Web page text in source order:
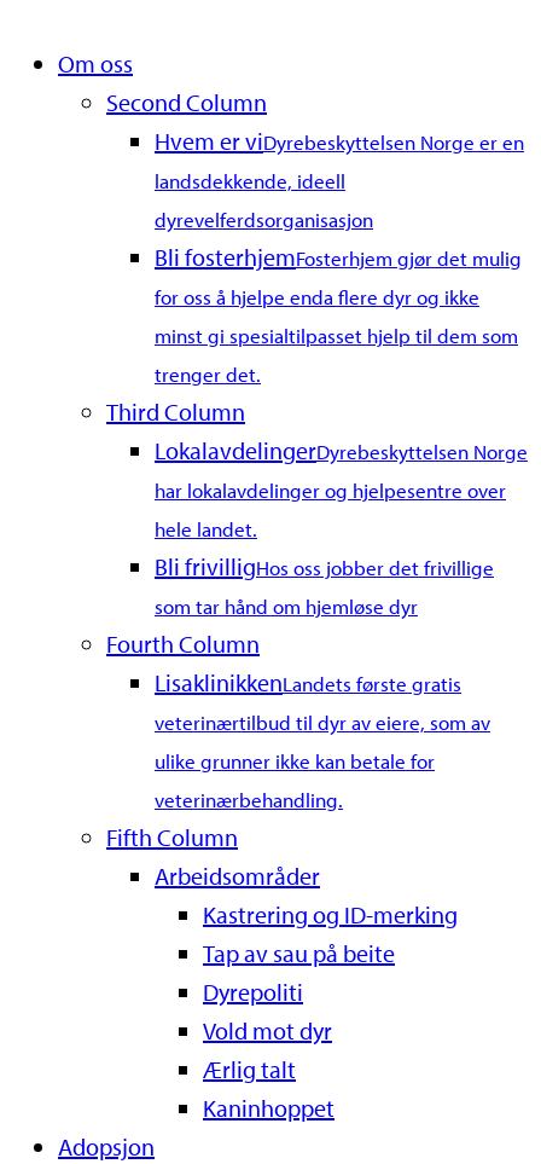
MenuOm oss
Second Column
Hvem er viDyrebeskyttelsen Norge er en
landsdekkende, ideell
dyrevelferdsorganisasjon
Bli fosterhjemFosterhjem gjør det mulig
for oss å hjelpe enda flere dyr og ikke
minst gi spesialtilpasset hjelp til dem som
trenger det.
Third Column
LokalavdelingerDyrebeskyttelsen Norge
har lokalavdelinger og hjelpesentre over
hele landet.
Bli frivilligHos oss jobber det frivillige
som tar hånd om hjemløse dyr
Fourth Column
LisaklinikkenLandets første gratis
veterinærtilbud til dyr av eiere, som av
ulike grunner ikke kan betale for
veterinærbehandling.
Fifth Column
Arbeidsområder
Kastrering og ID-merking
Tap av sau på beite
Dyrepoliti
Vold mot dyr
Ærlig talt
Kaninhoppet
Adopsjon